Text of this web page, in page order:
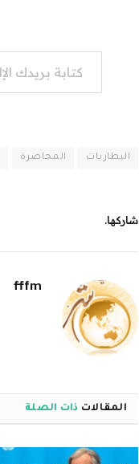
كتابة بريدك الإلكتروني...
البطاريات المحاصرة
شاركها.
fffm
المقالات ذات الصلة